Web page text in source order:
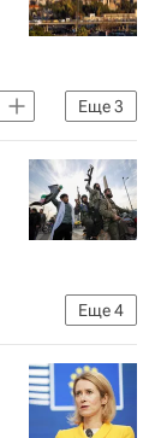
Еще3
Еще4